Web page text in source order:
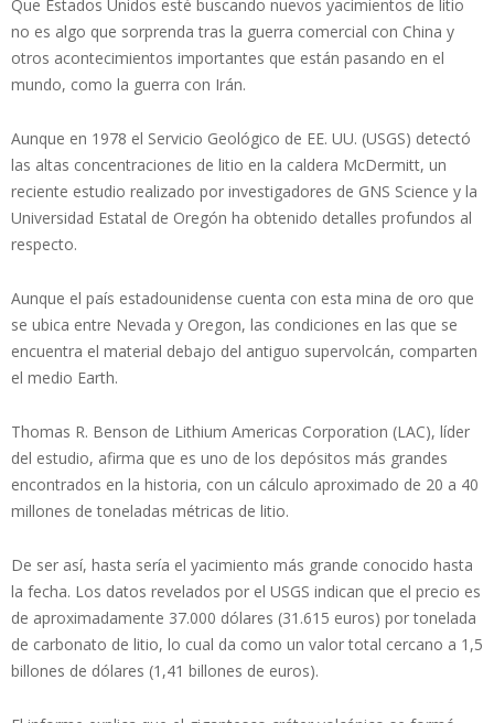
Que Estados Unidos esté buscando nuevos yacimientos de litio
no es algo que sorprenda tras la guerra comercial con China y
otros acontecimientos importantes que están pasando en el
mundo, como la guerra con Irán.
Aunque en 1978 el Servicio Geológico de EE. UU. (USGS) detectó
las altas concentraciones de litio en la caldera McDermitt, un
reciente estudio realizado por investigadores de GNS Science y la
Universidad Estatal de Oregón ha obtenido detalles profundos al
respecto.
Aunque el país estadounidense cuenta con esta mina de oro que
se ubica entre Nevada y Oregon, las condiciones en las que se
encuentra el material debajo del antiguo supervolcán, comparten
el medio Earth.
Thomas R. Benson de Lithium Americas Corporation (LAC), líder
del estudio, afirma que es uno de los depósitos más grandes
encontrados en la historia, con un cálculo aproximado de 20 a 40
millones de toneladas métricas de litio.
De ser así, hasta sería el yacimiento más grande conocido hasta
la fecha. Los datos revelados por el USGS indican que el precio es
de aproximadamente 37.000 dólares (31.615 euros) por tonelada
de carbonato de litio, lo cual da como un valor total cercano a 1,5
billones de dólares (1,41 billones de euros).